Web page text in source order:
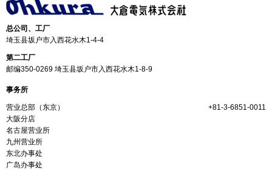
总公司、工厂
埼玉县坂户市入西花水木1-4-4
第二工厂
邮编350-0269 埼玉县坂户市入西花水木1-8-9
事务所
营业总部（东京）
+81-3-6851-0011
大阪分店
名古屋营业所
九州营业所
东北办事处
广岛办事处